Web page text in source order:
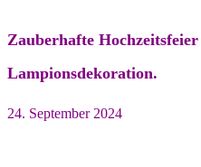
Zauberhafte
Lampionsdekoration.
24. September 2024